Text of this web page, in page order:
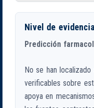
Nivel de evidencia
Predicción
No se han
verificables sobre
apoya en